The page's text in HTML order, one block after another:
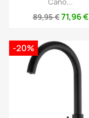
89,95 €71,96 €
-20%